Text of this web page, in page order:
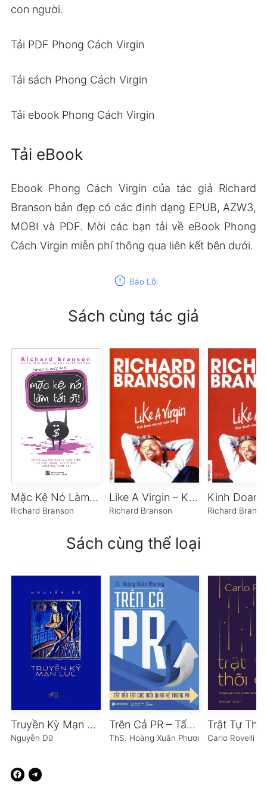
con người.
Tải PDF Phong Cách Virgin
Tải sách Phong Cách Virgin
Tải ebook Phong Cách Virgin
Tải eBook
Ebook Phong Cách Virgin của tác giả Richard
Branson bản đẹp có các định dạng EPUB, AZW3,
MOBI và PDF. Mời các bạn tải về eBook Phong
Cách Virgin miễn phí thông qua liên kết bên dưới.
report Báo Lỗi
Sách cùng tác giả
Mặc Kệ Nó Làm Tới Đi
Richard Branson
Like A Virgin – Kinh Doanh Như Một Cuộc Chơi
Richard Branson Richard
Sách cùng thể loại
Truyền Kỳ Mạn Lục
Nguyễn Dữ
Trên Cả PR – Tất Tần Tật Các Mối Quan Hệ Trong PR
ThS. Hoàng Xuân Phương
Trật Tự
Carlo Rovelli